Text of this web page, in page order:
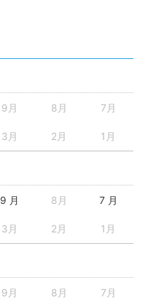
9月 8月 7月
3月 2月 1月
9 月 8月 7 月
3月 2月 1月
9月 8月 7月